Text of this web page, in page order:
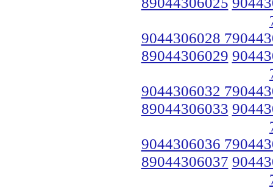
9044306028
89044306029
9044306032
89044306033
9044306036
89044306037